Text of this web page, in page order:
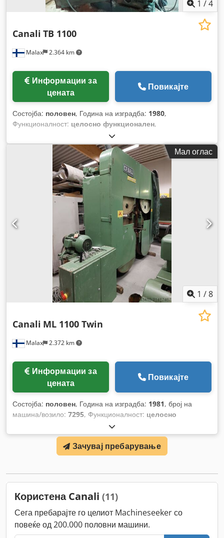
1 /4
Malax 2.364 km
Canali TB 1100
цената
Повикајте
Состојба: половен, Година на изградба: 1980,
Функционалност: целосно функционален,
Мал оглас
1 /8
Malax 2.372 km
Canali ML 1100 Twin
цената
Повикајте
Состојба: половен, Година на изградба: 1981, број на
машина/возило: 7295, Функционалност: целосно
Зачувај пребарување
Користена Canali (11)
Сега пребарајте го целиот Machineseeker со
повеќе од 200.000 половни машини.